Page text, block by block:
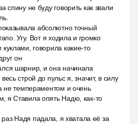
спину не буду говорить как звали
абсолютно точный
Угу. Вот я ходила и громко
куклами, говорила какие-то
он
шарнир, и она начинала
строй до пульс я, значит, в силу
не темпераментом и очень
я Ставила опять Надю, как-то
раз Надя падала, я хватала её за